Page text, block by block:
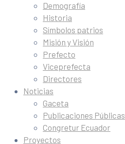
Demografía
Historia
Símbolos patrios
Misión y Visión
Prefecto
Viceprefecta
Directores
Noticias
Gaceta
Publicaciones Públicas
Congretur Ecuador
Proyectos